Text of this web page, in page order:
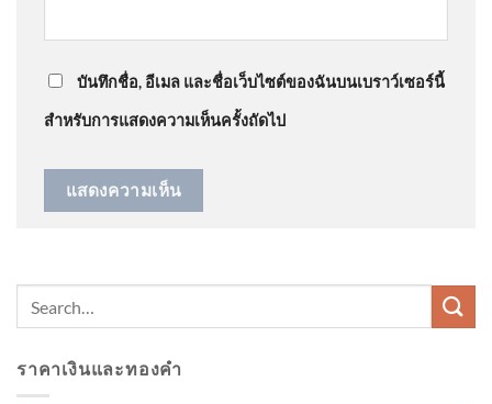
โซโล่ ยูทูบเบอร์ส
1 เดือน อัพเดทข่าว: “ห้าหมื่นทำขายกลางวัน…”
บันทึกชื่อ, อีเมล และชื่อเว็บไซต์ของฉันบนเบราว์เซอร์นี้
สำหรับการแสดงความเห็นครั้งถัดไป
ราคาเงินและทองคำ